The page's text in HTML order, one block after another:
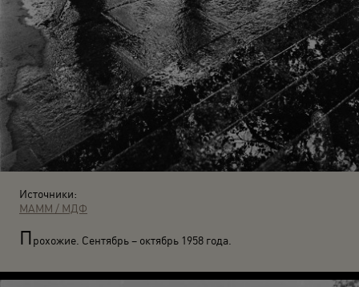
Источники:
МАММ / МДФ
Прохожие. Сентябрь – октябрь 1958 года.